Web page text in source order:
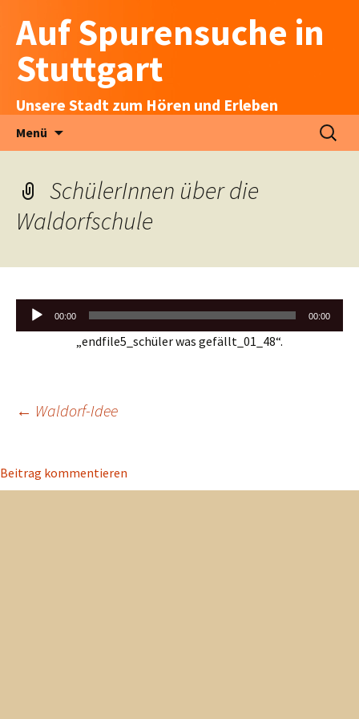
Auf Spurensuche in
Stuttgart
Unsere Stadt zum Hören und Erleben
Menü
Suchen
nach:
SchülerInnen über die
Waldorfschule
Audio-
Player
00:00 00:00
„endfile5_schüler was gefällt_01_48“.
Beitragsnavigation
← Waldorf-Idee
Beitrag kommentieren